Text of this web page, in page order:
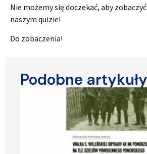
Podobne artykuły
Nie możemy się doczekać, aby
naszym quizie!
Do zobaczenia!